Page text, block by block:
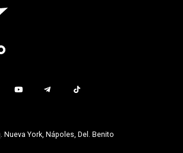
Nueva York, Nápoles, Del. Benito